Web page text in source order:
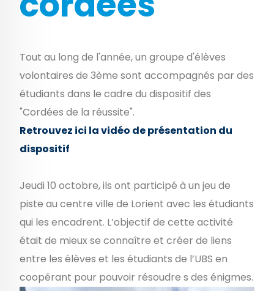
Tout au long de l'année, un groupe d'élèves
volontaires de 3ème sont accompagnés par des
étudiants dans le cadre du dispositif des
"Cordées de la réussite".
Retrouvez ici la vidéo de présentation du
dispositif
Jeudi 10 octobre, ils ont participé à un jeu de
piste au centre ville de Lorient avec les étudiants
qui les encadrent. L’objectif de cette activité
était de mieux se connaître et créer de liens
entre les élèves et les étudiants de l’UBS en
coopérant pour pouvoir résoudre s des énigmes.